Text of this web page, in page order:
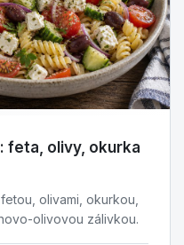
feta, olivy, okurka
olivami, okurkou,
olivovou zálivkou.